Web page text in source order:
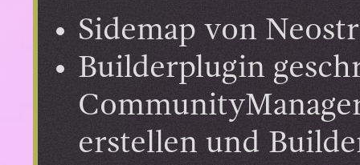
Sidemap von
Builderplugin
erstellen und